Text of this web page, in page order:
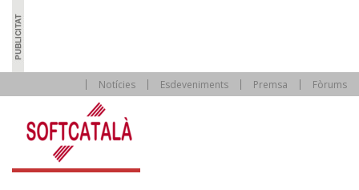
Notícies Esdeveniments Premsa Fòrums